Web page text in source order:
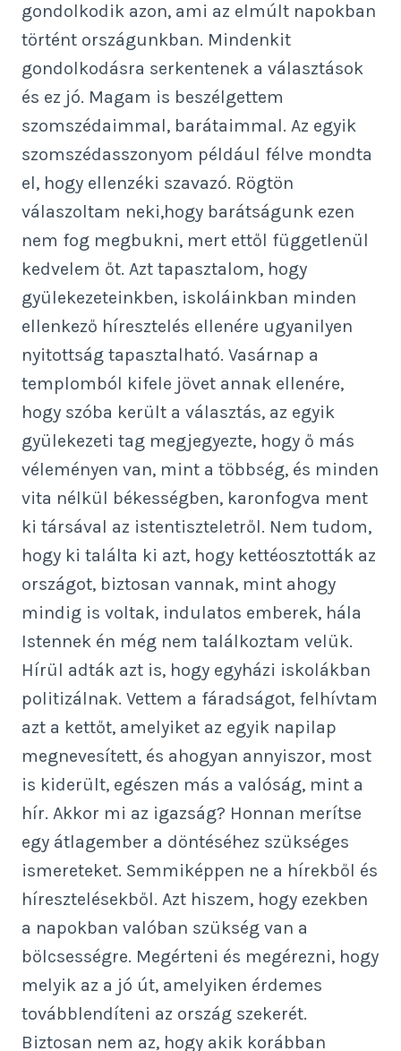
gondolkodik azon, ami az elmúlt napokban
történt országunkban. Mindenkit
gondolkodásra serkentenek a választások
és ez jó. Magam is beszélgettem
szomszédaimmal, barátaimmal. Az egyik
szomszédasszonyom például félve mondta
el, hogy ellenzéki szavazó. Rögtön
válaszoltam neki,hogy barátságunk ezen
nem fog megbukni, mert ettől függetlenül
kedvelem őt. Azt tapasztalom, hogy
gyülekezeteinkben, iskoláinkban minden
ellenkező híresztelés ellenére ugyanilyen
nyitottság tapasztalható. Vasárnap a
templomból kifele jövet annak ellenére,
hogy szóba került a választás, az egyik
gyülekezeti tag megjegyezte, hogy ő más
véleményen van, mint a többség, és minden
vita nélkül békességben, karonfogva ment
ki társával az istentiszteletről. Nem tudom,
hogy ki találta ki azt, hogy kettéosztották az
országot, biztosan vannak, mint ahogy
mindig is voltak, indulatos emberek, hála
Istennek én még nem találkoztam velük.
Hírül adták azt is, hogy egyházi iskolákban
politizálnak. Vettem a fáradságot, felhívtam
azt a kettőt, amelyiket az egyik napilap
megnevesített, és ahogyan annyiszor, most
is kiderült, egészen más a valóság, mint a
hír. Akkor mi az igazság? Honnan merítse
egy átlagember a döntéséhez szükséges
ismereteket. Semmiképpen ne a hírekből és
híresztelésekből. Azt hiszem, hogy ezekben
a napokban valóban szükség van a
bölcsességre. Megérteni és megérezni, hogy
melyik az a jó út, amelyiken érdemes
továbblendíteni az ország szekerét.
Biztosan nem az, hogy akik korábban